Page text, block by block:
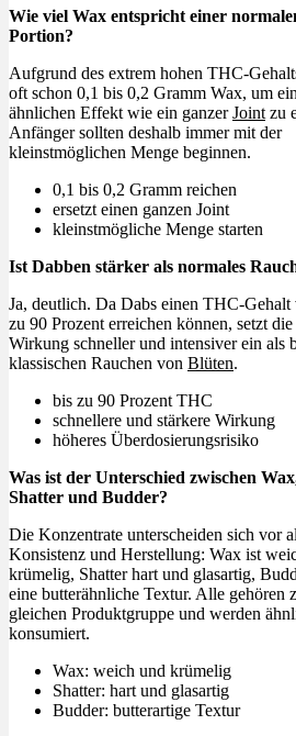
Wie viel Wax entspricht einer
Portion?
Aufgrund des extrem hohen THC-
oft schon 0,1 bis 0,2 Gramm Wax, um
ähnlichen Effekt wie ein ganzerJoint zu
Anfänger sollten deshalb immer mit der
kleinstmöglichen Menge beginnen.
0,1 bis 0,2 Gramm reichen
ersetzt einen ganzen Joint
kleinstmögliche Menge starten
Ist Dabben stärker als normales
Ja, deutlich. Da Dabs einen THC-Gehalt
zu 90 Prozent erreichen können, setzt die
Wirkung schneller und intensiver ein als
klassischen Rauchen von Blüten.
bis zu 90 Prozent THC
schnellere und stärkere Wirkung
höheres Überdosierungsrisiko
Was ist der Unterschied zwischen
Shatter und Budder?
Die Konzentrate unterscheiden sich vor
Konsistenz und Herstellung: Wax ist
krümelig, Shatter hart und glasartig,
eine butterähnliche Textur. Alle gehören
gleichen Produktgruppe und werden
konsumiert.
Wax: weich und krümelig
Shatter: hart und glasartig
Budder: butterartige Textur